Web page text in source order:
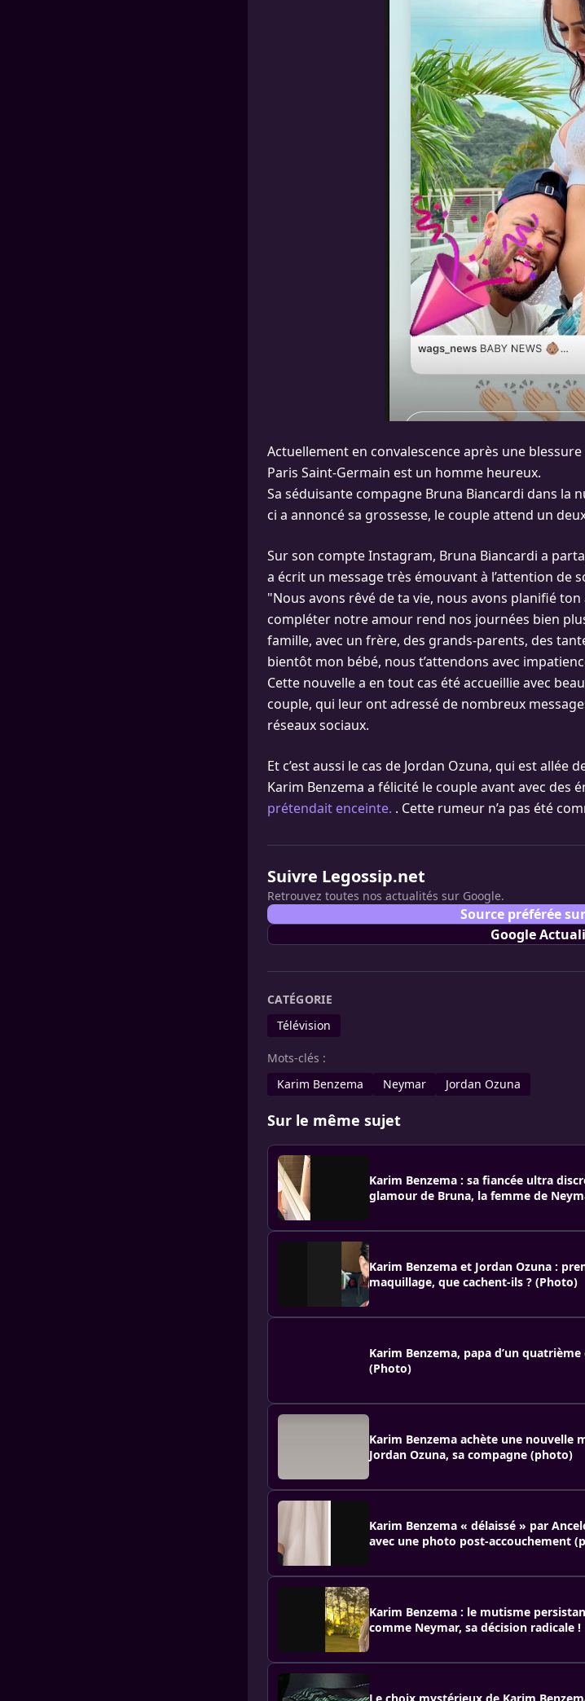
Actuellement en convalescence après une
Paris Saint-Germain est un homme heureux.
Sa séduisante compagne Bruna Biancardi dans la
ci a annoncé sa grossesse, le couple attend un
Sur son compte Instagram, Bruna Biancardi a
a écrit un message très émouvant à l’attention de
"Nous avons rêvé de ta vie, nous avons planifié
compléter notre amour rend nos journées bien
famille, avec un frère, des grands-parents, des
bientôt mon bébé, nous t’attendons avec
Cette nouvelle a en tout cas été accueillie avec
couple, qui leur ont adressé de nombreux
réseaux sociaux.
Et c’est aussi le cas de Jordan Ozuna, qui est allée
Karim Benzema a félicité le couple avant avec des
prétendait enceinte. . Cette rumeur n’a pas été
Suivre Legossip.net
Retrouvez toutes nos actualités sur Google.
Source préférée
Google
CATÉGORIE
Télévision
Mots-clés :
Karim Benzema
Neymar Jordan Ozuna
Sur le même sujet
Karim Benzema : sa fiancée ultra
glamour de Bruna, la femme de
Karim Benzema et Jordan Ozuna :
maquillage, que cachent-ils ? (Photo)
Karim Benzema, papa d’un
(Photo)
Karim Benzema achète une nouvelle
Jordan Ozuna, sa compagne (photo)
Karim Benzema « délaissé » par
avec une photo post-accouchement
Karim Benzema : le mutisme
comme Neymar, sa décision radicale !